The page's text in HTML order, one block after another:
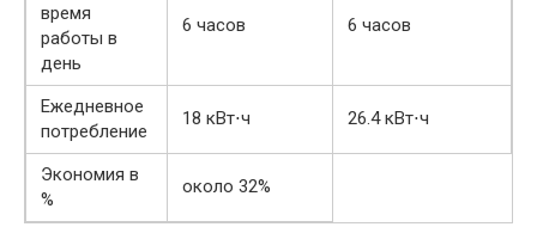
время
работы в
день
6 часов 6 часов
Ежедневное
потребление
18 кВт⋅ч 26.4 кВт⋅ч
Экономия в
%
около 32%